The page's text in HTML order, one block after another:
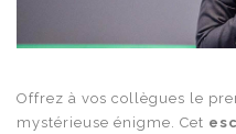
Offrez à vos collègues le
mystérieuse énigme. Cet